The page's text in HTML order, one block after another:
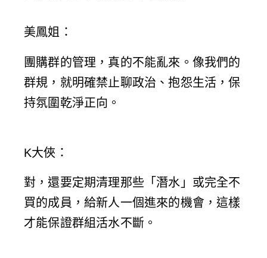
美鳳姐 ：
團購群的管理，真的不能亂來。像我們的
群規，就明確禁止聊政治、抱怨生活，保
持氛圍乾淨正向。
K大俠 ：
對，還要定期清理那些「潛水」或完全不
買的成員，給新人一個進來的機會，這樣
才能保證群組活水不斷。